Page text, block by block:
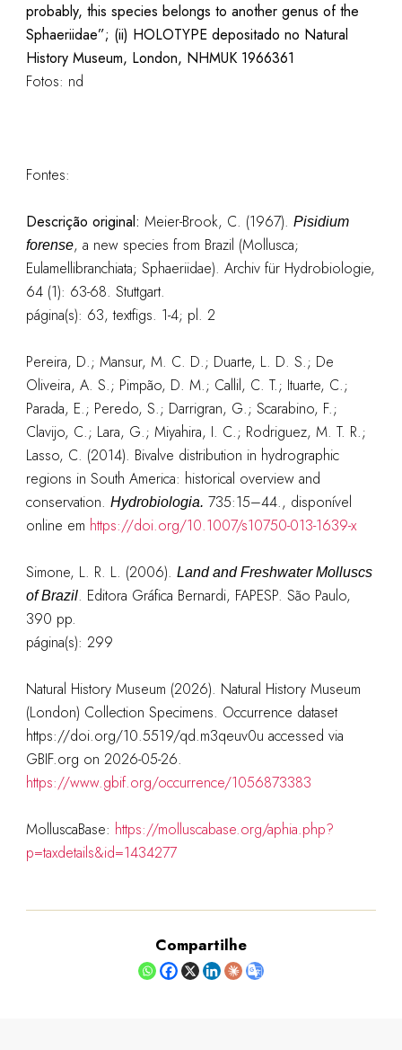
probably, this species belongs to another genus of the
Sphaeriidae”; (ii) HOLOTYPE depositado no Natural
History Museum, London, NHMUK 1966361
Fotos: nd
Fontes:
Descrição original: Meier-Brook, C. (1967). Pisidium
forense, a new species from Brazil (Mollusca;
Eulamellibranchiata; Sphaeriidae). Archiv für Hydrobiologie,
64 (1): 63-68. Stuttgart.
página(s): 63, textfigs. 1-4; pl. 2
Pereira, D.; Mansur, M. C. D.; Duarte, L. D. S.; De
Oliveira, A. S.; Pimpão, D. M.; Callil, C. T.; Ituarte, C.;
Parada, E.; Peredo, S.; Darrigran, G.; Scarabino, F.;
Clavijo, C.; Lara, G.; Miyahira, I. C.; Rodriguez, M. T. R.;
Lasso, C. (2014). Bivalve distribution in hydrographic
regions in South America: historical overview and
conservation. Hydrobiologia. 735:15–44., disponível
online em https://doi.org/10.1007/s10750-013-1639-x
Simone, L. R. L. (2006). Land and Freshwater Molluscs
of Brazil. Editora Gráfica Bernardi, FAPESP. São Paulo,
390 pp.
página(s): 299
Natural History Museum (2026). Natural History Museum
(London) Collection Specimens. Occurrence dataset
https://doi.org/10.5519/qd.m3qeuv0u accessed via
GBIF.org on 2026-05-26.
https://www.gbif.org/occurrence/1056873383
MolluscaBase: https://molluscabase.org/aphia.php?
p=taxdetails&id=1434277
Compartilhe